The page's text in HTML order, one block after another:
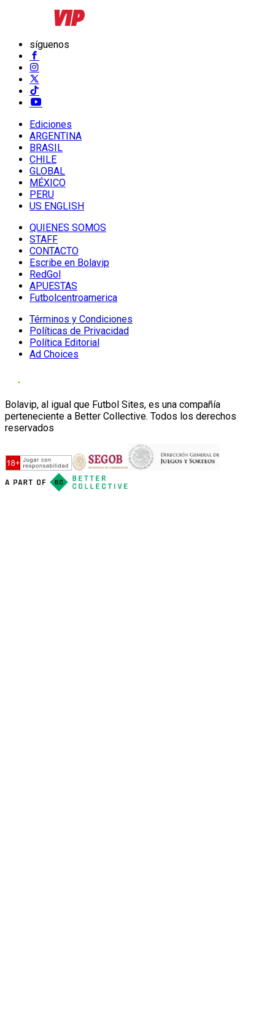
síguenos
Ediciones
ARGENTINA
BRASIL
CHILE
GLOBAL
MÉXICO
PERU
US ENGLISH
QUIENES SOMOS
STAFF
CONTACTO
Escribe en Bolavip
RedGol
APUESTAS
Futbolcentroamerica
Términos y Condiciones
Políticas de Privacidad
Política Editorial
Ad Choices
Bolavip, al igual que Futbol Sites, es una compañía
perteneciente a Better Collective. Todos los derechos
reservados